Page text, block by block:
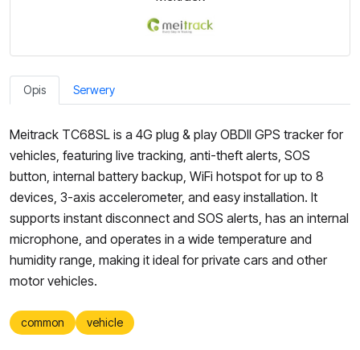
Opis Serwery
Meitrack TC68SL is a 4G plug & play OBDII GPS tracker for
vehicles, featuring live tracking, anti-theft alerts, SOS
button, internal battery backup, WiFi hotspot for up to 8
devices, 3-axis accelerometer, and easy installation. It
supports instant disconnect and SOS alerts, has an internal
microphone, and operates in a wide temperature and
humidity range, making it ideal for private cars and other
motor vehicles.
common vehicle